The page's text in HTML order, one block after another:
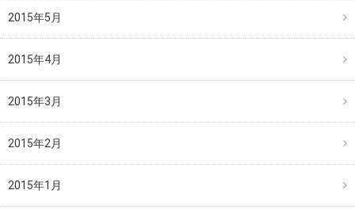
2015年5月
2015年4月
2015年3月
2015年2月
2015年1月